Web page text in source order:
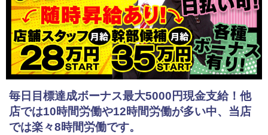
毎日目標達成ボーナス最大5000円現金支給！他
店では10時間労働や12時間労働が多い中、当店
では楽々8時間労働です。